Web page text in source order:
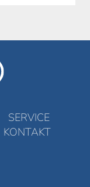
SERVICE
KONTAKT